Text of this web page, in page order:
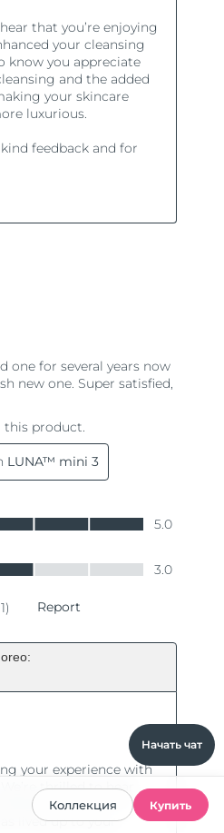
Начать чат
Коллекция Купить